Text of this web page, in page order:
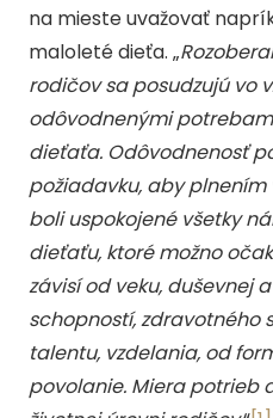
na mieste uvažovať
maloleté dieťa. „
rodičov sa posudzujú vo
odôvodnenými
dieťaťa. Odôvodnenosť
požiadavku, aby
boli uspokojené všetky
dieťaťu, ktoré možno
závisí od veku, duševnej
schopností, zdravotného
talentu, vzdelania, od
povolanie. Miera potrieb